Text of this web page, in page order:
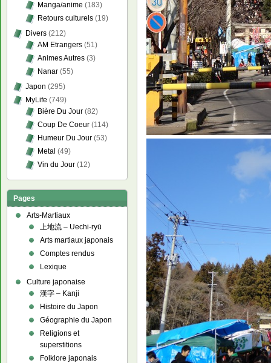
Manga/anime (183)
Retours culturels (19)
Divers (212)
AM Etrangers (51)
Animes Autres (3)
Nanar (55)
Japon (295)
MyLife (749)
Bière Du Jour (82)
Coup De Coeur (114)
Humeur Du Jour (53)
Metal (49)
Vin du Jour (12)
Pages
Arts-Martiaux
上地流 – Uechi-ryū
Arts martiaux japonais
Comptes rendus
Lexique
Culture japonaise
漢字 – Kanji
Histoire du Japon
Géographie du Japon
Religions et
superstitions
Folklore japonais